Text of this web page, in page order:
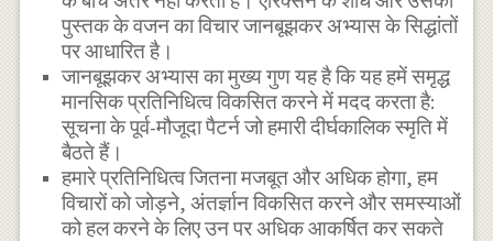
पुस्तक के वजन का विचार जानबूझकर अभ्यास के सिद्धांतों
पर आधारित है।
जानबूझकर अभ्यास का मुख्य गुण यह है कि यह हमें समृद्ध
मानसिक प्रतिनिधित्व विकसित करने में मदद करता है:
सूचना के पूर्व-मौजूदा पैटर्न जो हमारी दीर्घकालिक स्मृति में
बैठते हैं।
हमारे प्रतिनिधित्व जितना मजबूत और अधिक होगा, हम
विचारों को जोड़ने, अंतर्ज्ञान विकसित करने और समस्याओं
को हल करने के लिए उन पर अधिक आकर्षित कर सकते